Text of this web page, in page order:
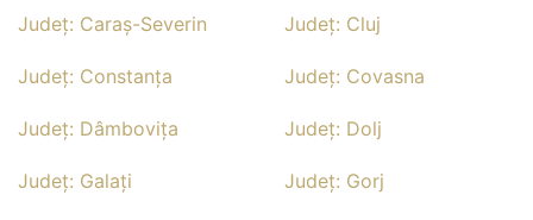
Județ: Caraş-Severin Județ: Cluj
Județ: Constanţa Județ: Covasna
Județ: Dâmboviţa Județ: Dolj
Județ: Galaţi Județ: Gorj